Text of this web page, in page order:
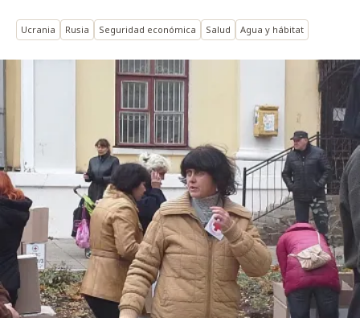
Ucrania Rusia Seguridad económica Salud Agua y hábitat